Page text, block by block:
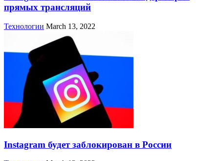
прямых трансляций
Технологии March 13, 2022
Instagram будет заблокирован в России